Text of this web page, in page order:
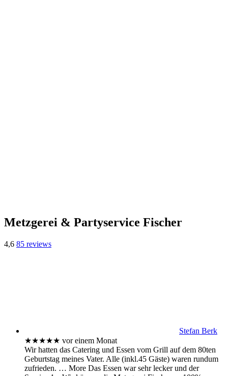
Metzgerei & Partyservice Fischer
4,6 85 reviews
Stefan Berk
★★★★★ vor einem Monat
Wir hatten das Catering und Essen vom Grill auf dem 80ten
Geburtstag meines Vater. Alle (inkl.45 Gäste) waren rundum
zufrieden. … More Das Essen war sehr lecker und der